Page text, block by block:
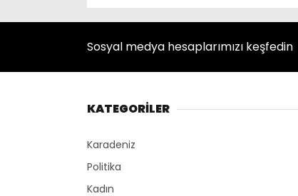
Sosyal medya hesaplarımızı keşfedin
KATEGORİLER
Karadeniz
Politika
Kadın